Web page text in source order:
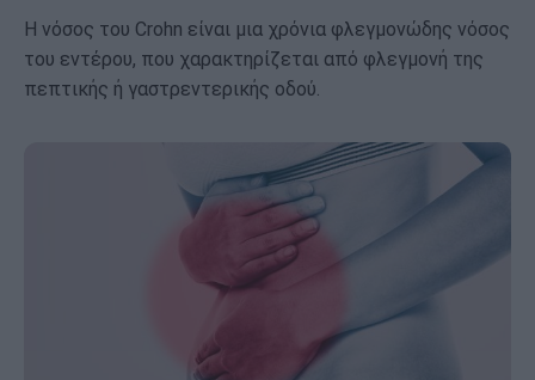
Η νόσος του Crohn είναι μια χρόνια φλεγμονώδης νόσος
του εντέρου, που χαρακτηρίζεται από φλεγμονή της
πεπτικής ή γαστρεντερικής οδού.